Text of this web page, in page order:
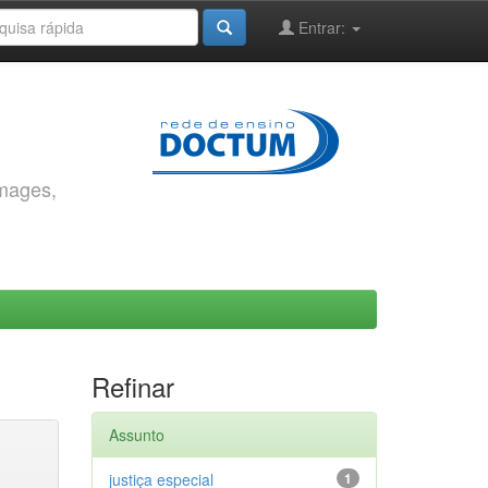
Entrar:
Refinar
Assunto
1
justiça especial